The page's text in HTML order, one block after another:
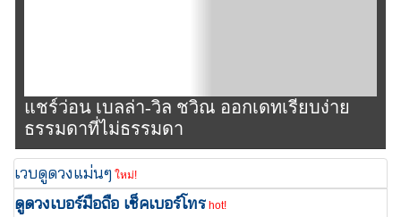
แชร์ว่อน เบลล่า-วิล ชวิณ ออกเดทเรียบง่าย
ธรรมดาที่ไม่ธรรมดา
เวบดูดวงแม่นๆ ใหม่!
ดูดวงเบอร์มือถือ เช็คเบอร์โทร hot!